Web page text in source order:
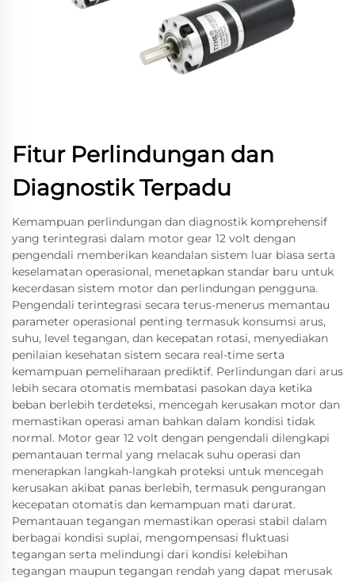
Fitur Perlindungan dan
Diagnostik Terpadu
Kemampuan perlindungan dan diagnostik komprehensif
yang terintegrasi dalam motor gear 12 volt dengan
pengendali memberikan keandalan sistem luar biasa serta
keselamatan operasional, menetapkan standar baru untuk
kecerdasan sistem motor dan perlindungan pengguna.
Pengendali terintegrasi secara terus-menerus memantau
parameter operasional penting termasuk konsumsi arus,
suhu, level tegangan, dan kecepatan rotasi, menyediakan
penilaian kesehatan sistem secara real-time serta
kemampuan pemeliharaan prediktif. Perlindungan dari arus
lebih secara otomatis membatasi pasokan daya ketika
beban berlebih terdeteksi, mencegah kerusakan motor dan
memastikan operasi aman bahkan dalam kondisi tidak
normal. Motor gear 12 volt dengan pengendali dilengkapi
pemantauan termal yang melacak suhu operasi dan
menerapkan langkah-langkah proteksi untuk mencegah
kerusakan akibat panas berlebih, termasuk pengurangan
kecepatan otomatis dan kemampuan mati darurat.
Pemantauan tegangan memastikan operasi stabil dalam
berbagai kondisi suplai, mengompensasi fluktuasi
tegangan serta melindungi dari kondisi kelebihan
tegangan maupun tegangan rendah yang dapat merusak